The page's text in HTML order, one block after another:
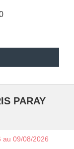
PARAY
au 09/08/2026